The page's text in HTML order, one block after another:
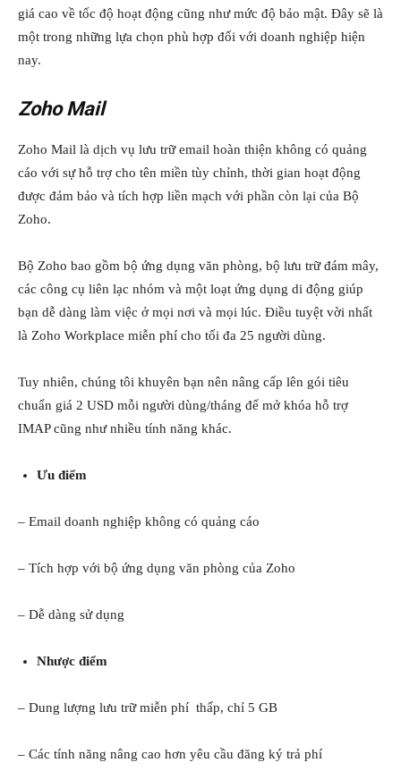
giá cao về tốc độ hoạt động cũng như mức độ bảo mật. Đây sẽ là
một trong những lựa chọn phù hợp đối với doanh nghiệp hiện
nay.
Zoho Mail
Zoho Mail là dịch vụ lưu trữ email hoàn thiện không có quảng
cáo với sự hỗ trợ cho tên miền tùy chỉnh, thời gian hoạt động
được đảm bảo và tích hợp liền mạch với phần còn lại của Bộ
Zoho.
Bộ Zoho bao gồm bộ ứng dụng văn phòng, bộ lưu trữ đám mây,
các công cụ liên lạc nhóm và một loạt ứng dụng di động giúp
bạn dễ dàng làm việc ở mọi nơi và mọi lúc. Điều tuyệt vời nhất
là Zoho Workplace miễn phí cho tối đa 25 người dùng.
Tuy nhiên, chúng tôi khuyên bạn nên nâng cấp lên gói tiêu
chuẩn giá 2 USD mỗi người dùng/tháng để mở khóa hỗ trợ
IMAP cũng như nhiều tính năng khác.
Ưu điểm
– Email doanh nghiệp không có quảng cáo
– Tích hợp với bộ ứng dụng văn phòng của Zoho
– Dễ dàng sử dụng
Nhược điểm
– Dung lượng lưu trữ miễn phí thấp, chỉ 5 GB
– Các tính năng nâng cao hơn yêu cầu đăng ký trả phí